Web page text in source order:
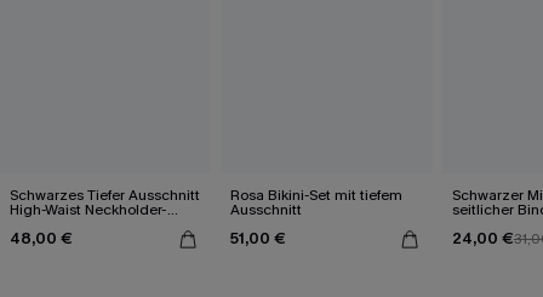
Schwarzes Tiefer Ausschnitt
High-Waist Neckholder-
Bikini-Set
48,00 €
Rosa Bikini-Set mit tiefem
Ausschnitt
51,00 €
Schwarzer
seitlicher
24,00 €